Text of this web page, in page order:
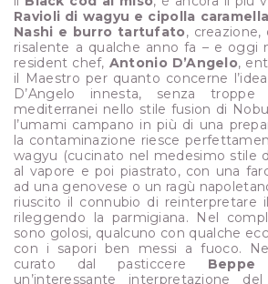
Ravioli di wagyu e cipolla
Nashi e burro tartufato, creazione,
risalente a qualche anno fa – e oggi
resident chef, Antonio D’Angelo,
il Maestro per quanto concerne
D’Angelo innesta, senza
mediterranei nello stile fusion di
l’umami campano in più di una
la contaminazione riesce
wagyu (cucinato nel medesimo stile
al vapore e poi piastrato, con una
ad una genovese o un ragù
riuscito il connubio di reinterpretare
rileggendo la parmigiana. Nel
sono golosi, qualcuno con qualche
con i sapori ben messi a fuoco.
curato dal pasticcere
un’interessante interpretazione